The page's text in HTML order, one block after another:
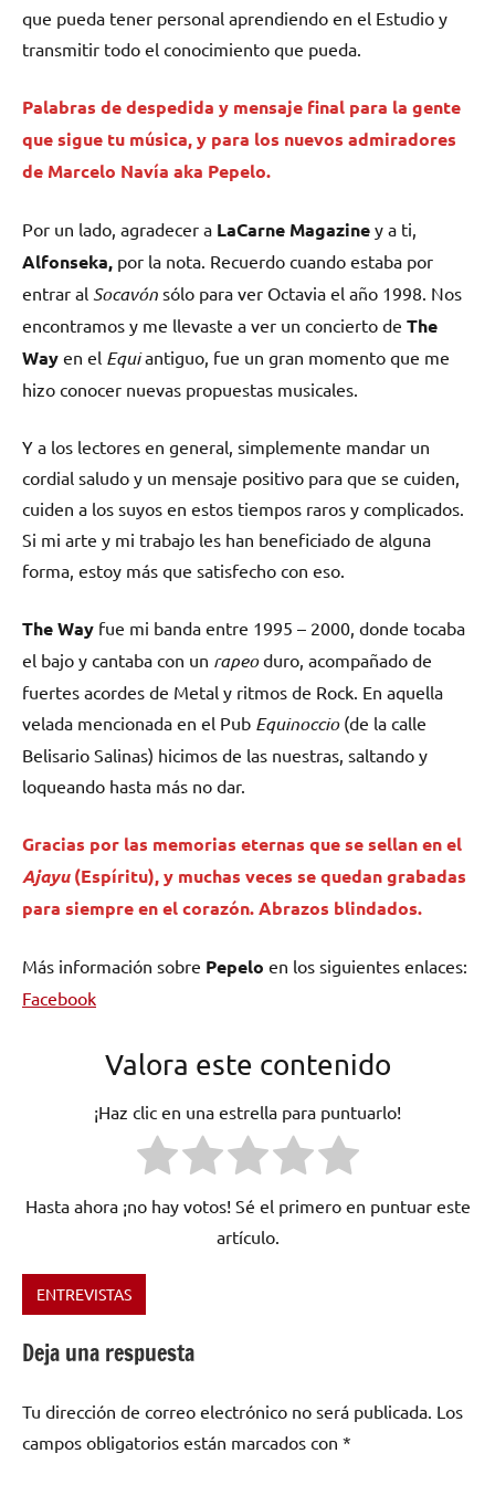
que pueda tener personal aprendiendo en el Estudio y
transmitir todo el conocimiento que pueda.
Palabras de despedida y mensaje final para la gente
que sigue tu música, y para los nuevos admiradores
de Marcelo Navía aka Pepelo.
Por un lado, agradecer a LaCarne Magazine y a ti,
Alfonseka, por la nota. Recuerdo cuando estaba por
entrar al Socavón sólo para ver Octavia el año 1998. Nos
encontramos y me llevaste a ver un concierto de The
Way en el Equiantiguo, fue un gran momento que me
hizo conocer nuevas propuestas musicales.
Y a los lectores en general, simplemente mandar un
cordial saludo y un mensaje positivo para que se cuiden,
cuiden a los suyos en estos tiempos raros y complicados.
Si mi arte y mi trabajo les han beneficiado de alguna
forma, estoy más que satisfecho con eso.
The Way fue mi banda entre 1995 – 2000, donde tocaba
el bajo y cantaba con un rapeoduro, acompañado de
fuertes acordes de Metal y ritmos de Rock. En aquella
velada mencionada en el Pub Equinoccio(de la calle
Belisario Salinas) hicimos de las nuestras, saltando y
loqueando hasta más no dar.
Gracias por las memorias eternas que se sellan en el
Ajayu(Espíritu), y muchas veces se quedan grabadas
para siempre en el corazón. Abrazos blindados.
Más información sobre Pepelo en los siguientes enlaces:
Facebook
Valora este contenido
¡Haz clic en una estrella para puntuarlo!
Hasta ahora ¡no hay votos! Sé el primero en puntuar este
artículo.
Etiquetado
Bolivia,
hip
hop,
ENTREVISTAS
Deja una respuesta
Tu dirección de correo electrónico no será publicada. Los
campos obligatorios están marcados con *